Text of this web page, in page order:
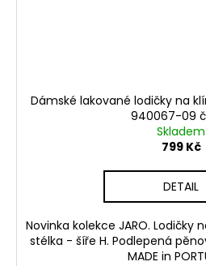
Dámské lakované lodičky na
940067-09
Skladem
799 Kč
DETAIL
Novinka kolekce JARO. Lodičky
stélka - šíře H. Podlepená
MADE in